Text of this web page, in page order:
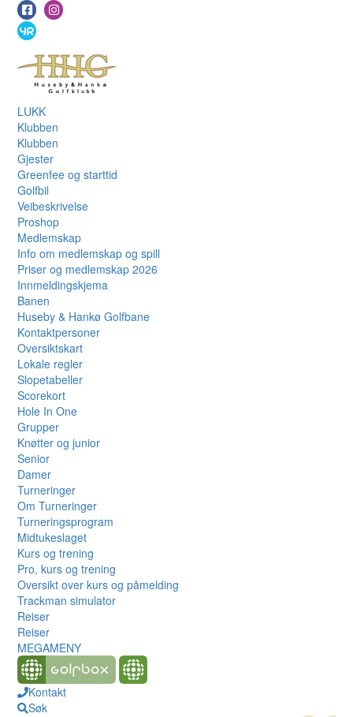
LUKK
Klubben
Klubben
Gjester
Greenfee og starttid
Golfbil
Veibeskrivelse
Proshop
Medlemskap
Info om medlemskap og spill
Priser og medlemskap 2026
Innmeldingskjema
Banen
Huseby & Hankø Golfbane
Kontaktpersoner
Oversiktskart
Lokale regler
Slopetabeller
Scorekort
Hole In One
Grupper
Knøtter og junior
Senior
Damer
Turneringer
Om Turneringer
Turneringsprogram
Midtukeslaget
Kurs og trening
Pro, kurs og trening
Oversikt over kurs og påmelding
Trackman simulator
Reiser
Reiser
MEGAMENY
Kontakt
Søk